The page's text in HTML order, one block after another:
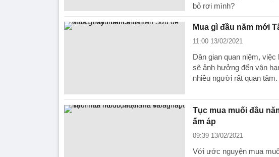
bỏ rơi mình?
Mua gì đầu năm mới
11:00 13/02/2021
Dân gian quan niệm,
sẽ ảnh hưởng đến vận
nhiều người rất quan tâm.
Tục mua muối đầu
ấm áp
09:39 13/02/2021
Với ước nguyện mua